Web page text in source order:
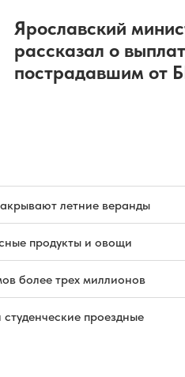
Ярославский
рассказал о
пострадавшим от
летние веранды
продукты и овощи
более трех миллионов
проездные